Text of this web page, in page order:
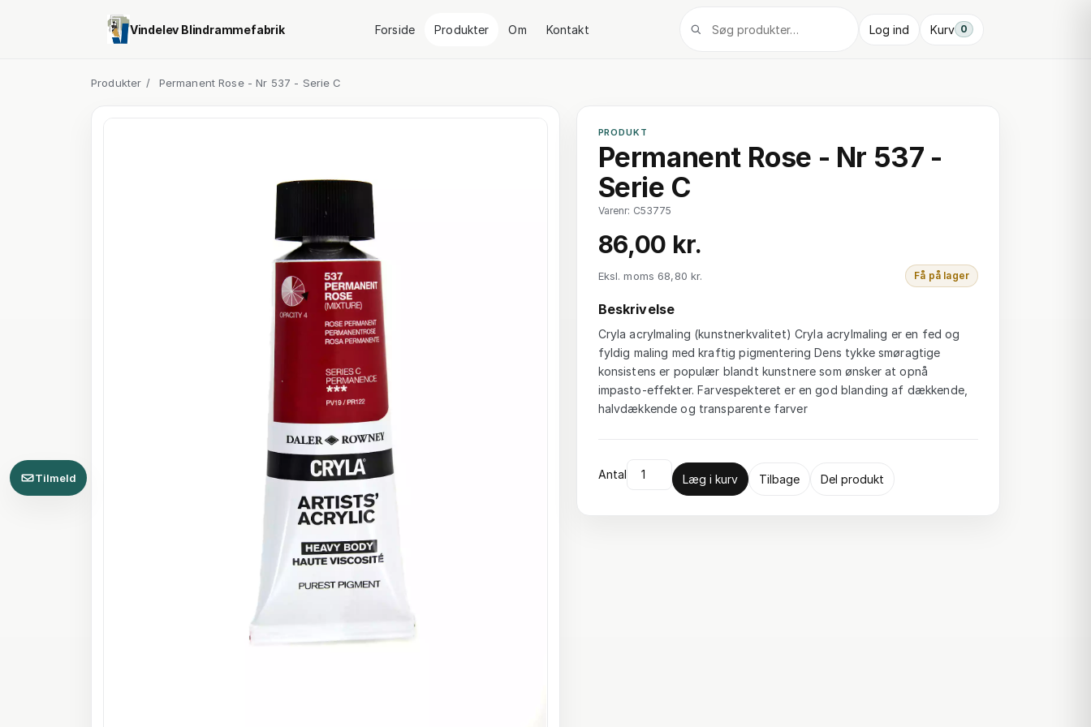
Vindelev Blindrammefabrik Forside Produkter Om Kontakt Log ind Kurv 0
Produkter / Permanent Rose - Nr 537 - Serie C
PRODUKT
Permanent Rose - Nr 537 -
Serie C
Varenr: C53775
86,00 kr.
Eksl. moms 68,80 kr. Få på lager
Beskrivelse
Cryla acrylmaling (kunstnerkvalitet) Cryla acrylmaling er en fed og
fyldig maling med kraftig pigmentering Dens tykke smøragtige
konsistens er populær blandt kunstnere som ønsker at opnå
impasto-effekter. Farvespekteret er en god blanding af dækkende,
halvdækkende og transparente farver
Antal Læg i kurv Tilbage Del produkt
Tilmeld